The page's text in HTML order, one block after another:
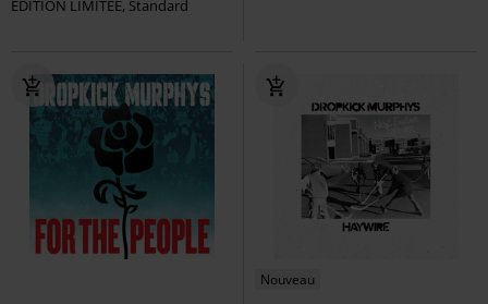
ÉDITION LIMITÉE, Standard
Nouveau